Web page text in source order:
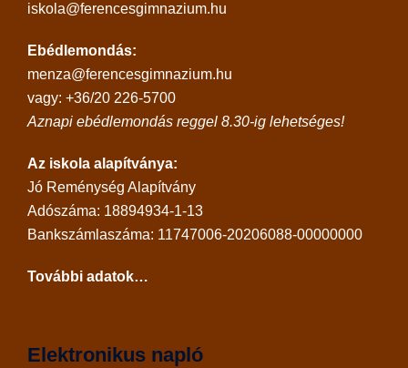
iskola@ferencesgimnazium.hu
Ebédlemondás:
menza@ferencesgimnazium.hu
vagy: +36/20 226-5700
Aznapi ebédlemondás reggel 8.30-ig lehetséges!
Az iskola alapítványa:
Jó Reménység Alapítvány
Adószáma: 18894934-1-13
Bankszámlaszáma: 11747006-20206088-00000000
További adatok…
Elektronikus napló